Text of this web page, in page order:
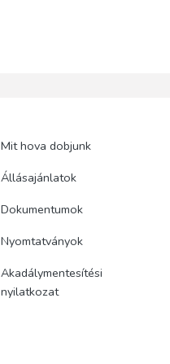
Mit hova dobjunk
Állásajánlatok
Dokumentumok
Nyomtatványok
Akadálymentesítési
nyilatkozat